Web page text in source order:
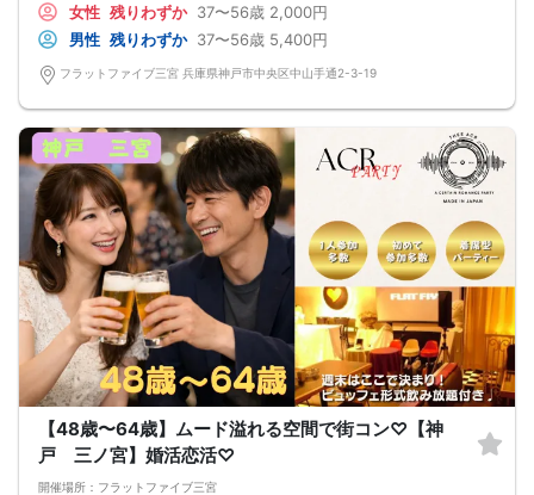
☆店員さんがご丁寧に一杯ずつ手作り致します！
100種類以上の豊富なドリンクメニュー♪
□ビール
□チューハイ
□ハイボール
□各種チューハイ
□各種サワー
□各種豊富なソフトドリンク
【 服装 】
お気に入りの普段着でご参加ください。
【 参加定員数 】
20名様
🔳最小開催人数：2対2
🔳中止判断タイミング：開催1時間前
🔳飲食あり
■中止判断のタイミング：8月29日17時半迄
◆──────────────────────◆
【禁止事項】
・他の参加者様に迷惑をかける行為
・全ての勧誘行為
・既婚者の方
・年齢詐称
(上記行為が発覚しましたら退場していただき今後のご参加をお断りさせていただ
きます)
・イベント後の参加者同士のトラブルは当事者同士で解決をお願いします。
◆──────────────────────◆
女性 残りわずか 37〜56歳 2,000円
男性 残りわずか 37〜56歳 5,400円
フラットファイブ三宮 兵庫県神戸市中央区中山手通2-3-19
【48歳〜64歳】ムード溢れる空間で街コン♡【神
戸 三ノ宮】婚活恋活♡
開催場所：フラットファイブ三宮